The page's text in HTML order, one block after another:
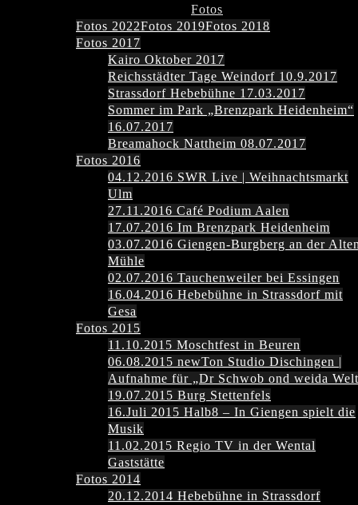
Fotos
Fotos 2022Fotos 2019Fotos 2018
Fotos 2017
Kairo Oktober 2017
Reichsstädter Tage Weindorf 10.9.2017
Strassdorf Hebebühne 17.03.2017
Sommer im Park „Brenzpark Heidenheim“
16.07.2017
Breamahock Nattheim 08.07.2017
Fotos 2016
04.12.2016 SWR Live | Weihnachtsmarkt
Ulm
27.11.2016 Café Podium Aalen
17.07.2016 Im Brenzpark Heidenheim
03.07.2016 Giengen-Burgberg an der
Mühle
02.07.2016 Tauchenweiler bei Essingen
16.04.2016 Hebebühne in Strassdorf mit
Gesa
Fotos 2015
11.10.2015 Moschtfest in Beuren
06.08.2015 newTon Studio Dischingen |
Aufnahme für „Dr Schwob ond weida
19.07.2015 Burg Stettenfels
16.Juli 2015 Halb8 – In Giengen spielt die
Musik
11.02.2015 Regio TV in der Wental
Gaststätte
Fotos 2014
20.12.2014 Hebebühne in Strassdorf